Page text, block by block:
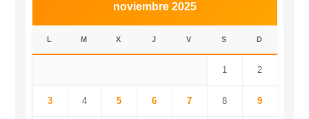
noviembre 2025
L M X J V S D
1 2
3 4 5 6 7 8 9